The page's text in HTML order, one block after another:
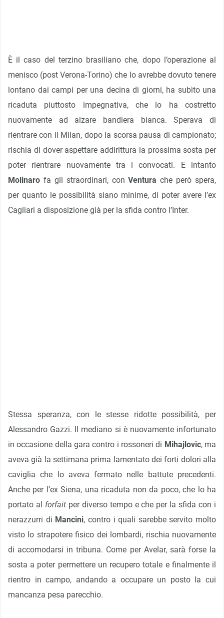
È il caso del terzino brasiliano che, dopo l’operazione al
menisco (post Verona-Torino) che lo avrebbe dovuto tenere
lontano dai campi per una decina di giorni, ha subìto una
ricaduta piuttosto impegnativa, che lo ha costretto
nuovamente ad alzare bandiera bianca. Sperava di
rientrare con il Milan, dopo la scorsa pausa di campionato;
rischia di dover aspettare addirittura la prossima sosta per
poter rientrare nuovamente tra i convocati. E intanto
Molinaro fa gli straordinari, conVentura che però spera,
per quanto le possibilità siano minime, di poter avere l’ex
Cagliari a disposizione già per la sfida contro l’Inter.
Stessa speranza, con le stesse ridotte possibilità, per
Alessandro Gazzi. Il mediano si è nuovamente infortunato
in occasione della gara contro i rossoneri di Mihajlovic, ma
aveva già la settimana prima lamentato dei forti dolori alla
caviglia che lo aveva fermato nelle battute precedenti.
Anche per l’ex Siena, una ricaduta non da poco, che lo ha
portato al forfaitper diverso tempo e che per la sfida con i
nerazzurri di Mancini, contro i quali sarebbe servito molto
visto lo strapotere fisico dei lombardi, rischia nuovamente
di accomodarsi in tribuna. Come per Avelar, sarà forse la
sosta a poter permettere un recupero totale e finalmente il
rientro in campo, andando a occupare un posto la cui
mancanza pesa parecchio.